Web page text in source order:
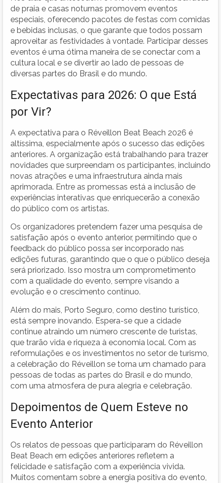
de praia e casas noturnas promovem eventos
especiais, oferecendo pacotes de festas com comidas
e bebidas inclusas, o que garante que todos possam
aproveitar as festividades à vontade. Participar desses
eventos é uma ótima maneira de se conectar com a
cultura local e se divertir ao lado de pessoas de
diversas partes do Brasil e do mundo.
Expectativas para 2026: O que Está
por Vir?
A expectativa para o Réveillon Beat Beach 2026 é
altíssima, especialmente após o sucesso das edições
anteriores. A organização está trabalhando para trazer
novidades que surpreendam os participantes, incluindo
novas atrações e uma infraestrutura ainda mais
aprimorada. Entre as promessas está a inclusão de
experiências interativas que enriquecerão a conexão
do público com os artistas.
Os organizadores pretendem fazer uma pesquisa de
satisfação após o evento anterior, permitindo que o
feedback do público possa ser incorporado nas
edições futuras, garantindo que o que o público deseja
será priorizado. Isso mostra um comprometimento
com a qualidade do evento, sempre visando a
evolução e o crescimento contínuo.
Além do mais, Porto Seguro, como destino turístico,
está sempre inovando. Espera-se que a cidade
continue atraindo um número crescente de turistas,
que trarão vida e riqueza à economia local. Com as
reformulações e os investimentos no setor de turismo,
a celebração do Réveillon se torna um chamado para
pessoas de todas as partes do Brasil e do mundo,
com uma atmosfera de pura alegria e celebração.
Depoimentos de Quem Esteve no
Evento Anterior
Os relatos de pessoas que participaram do Réveillon
Beat Beach em edições anteriores refletem a
felicidade e satisfação com a experiência vivida.
Muitos comentam sobre a energia positiva do evento,